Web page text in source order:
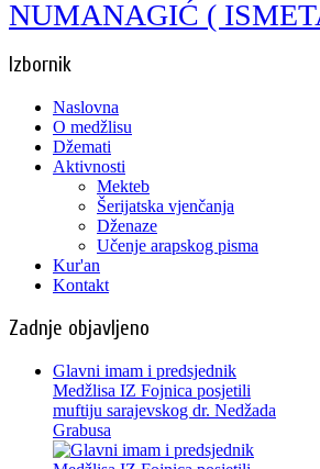
NUMANAGIĆ (
Izbornik
Naslovna
O medžlisu
Džemati
Aktivnosti
Mekteb
Šerijatska vjenčanja
Dženaze
Učenje arapskog pisma
Kur'an
Kontakt
Zadnje objavljeno
Glavni imam i predsjednik
Medžlisa IZ Fojnica posjetili
muftiju sarajevskog dr. Nedžada
Grabusa